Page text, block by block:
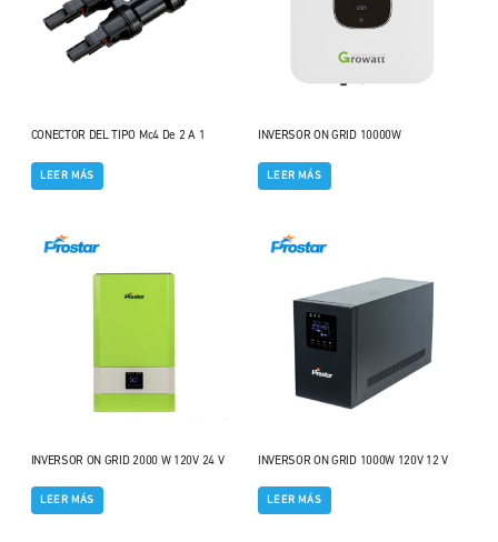
CONECTOR DEL TIPO Mc4 De 2 A 1
LEER MÁS
INVERSOR ON GRID 10000W
LEER MÁS
INVERSOR ON GRID 2000 W 120V 24 V
LEER MÁS
INVERSOR ON GRID 1000W 120V 12 V
LEER MÁS